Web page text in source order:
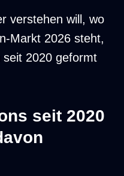
verstehen will, wo
Markt 2026 steht,
2020 geformt
seit 2020